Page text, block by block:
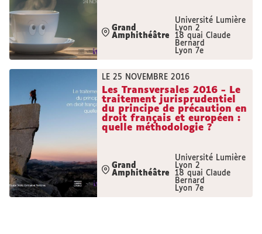
Grand
Amphithéâtre
Université Lumière
Lyon 2
18 quai Claude
Bernard
Lyon 7e
LE 25 NOVEMBRE 2016
Les Transversales 2016 - Le
traitement jurisprudentiel
du principe de précaution en
droit français et européen :
quelle méthodologie ?
Grand
Amphithéâtre
Université Lumière
Lyon 2
18 quai Claude
Bernard
Lyon 7e